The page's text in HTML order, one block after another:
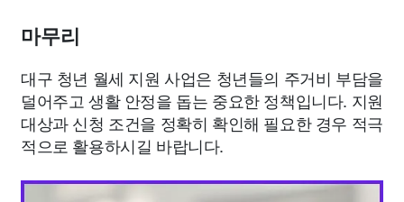
마무리
대구 청년 월세 지원 사업은 청년들의 주거비 부담을
덜어주고 생활 안정을 돕는 중요한 정책입니다. 지원
대상과 신청 조건을 정확히 확인해 필요한 경우 적극
적으로 활용하시길 바랍니다.